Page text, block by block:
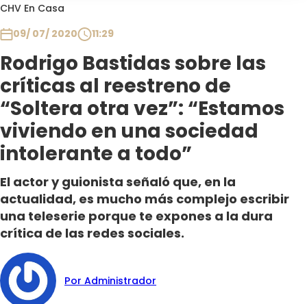
CHV En Casa
09/ 07/ 2020
11:29
Rodrigo Bastidas sobre las
críticas al reestreno de
“Soltera otra vez”: “Estamos
viviendo en una sociedad
intolerante a todo”
El actor y guionista señaló que, en la
actualidad, es mucho más complejo escribir
una teleserie porque te expones a la dura
crítica de las redes sociales.
Por Administrador
Contigo en Directo
Plan Perfecto
El Tiempo
Sabingo
Todos Los Programas